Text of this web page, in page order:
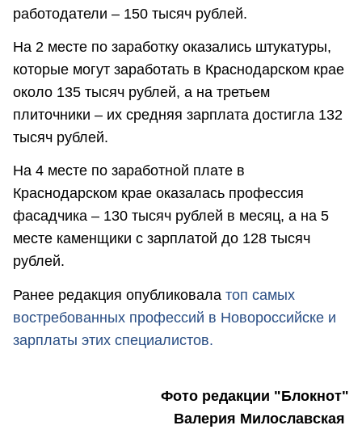
работодатели – 150 тысяч рублей.
На 2 месте по заработку оказались штукатуры,
которые могут заработать в Краснодарском крае
около 135 тысяч рублей, а на третьем
плиточники – их средняя зарплата достигла 132
тысяч рублей.
На 4 месте по заработной плате в
Краснодарском крае оказалась профессия
фасадчика – 130 тысяч рублей в месяц, а на 5
месте каменщики с зарплатой до 128 тысяч
рублей.
Ранее редакция опубликовала топ самых
востребованных профессий в Новороссийске и
зарплаты этих специалистов.
Фото редакции "Блокнот"
Валерия Милославская